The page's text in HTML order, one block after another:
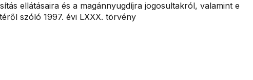
ellátásaira és a magánnyugdíjra jogosultakról, valamint e
szóló 1997. évi LXXX. törvény